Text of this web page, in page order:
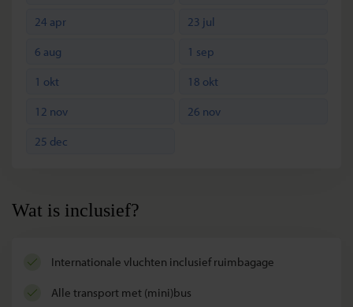
24 apr
23 jul
6 aug
1 sep
1 okt
18 okt
12 nov
26 nov
25 dec
Wat is inclusief?
internationale vluchten inclusief ruimbagage
alle transport met (mini)bus